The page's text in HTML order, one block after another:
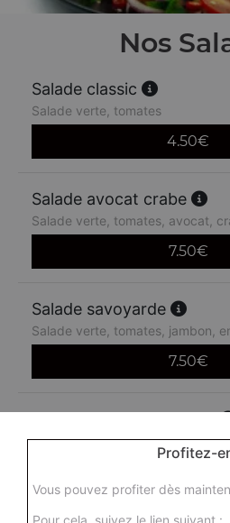
Nos
Salade classic
Salade verte, tomates
4.50€
Salade avocat crabe
Salade verte, tomates, avocat,
7.50€
Salade savoyarde
Salade verte, tomates, jambon,
7.50€
Salade verte, tomates, avocat,
Profitez-
Vous pouvez profiter dès
Pour cela, suivez le lien suivant :